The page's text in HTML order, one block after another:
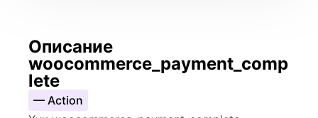
Описание
woocommerce_payment_comp
lete
— Action